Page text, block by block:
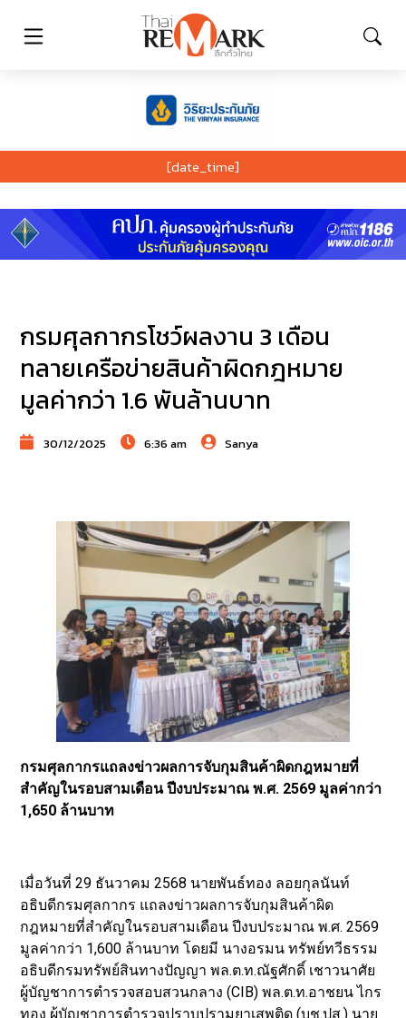
[date_time]
กรมศุลกากรโชว์ผลงาน 3 เดือน
ทลายเครือข่ายสินค้าผิดกฎหมาย
มูลค่ากว่า 1.6 พันล้านบาท
30/12/2025 6:36 am Sanya
กรมศุลกากรแถลงข่าวผลการจับกุมสินค้าผิดกฎหมายที่
สำคัญในรอบสามเดือน ปีงบประมาณ พ.ศ. 2569 มูลค่ากว่า
1,650 ล้านบาท
เมื่อวันที่ 29 ธันวาคม 2568 นายพันธ์ทอง ลอยกุลนันท์
อธิบดีกรมศุลกากร แถลงข่าวผลการจับกุมสินค้าผิด
กฎหมายที่สำคัญในรอบสามเดือน ปีงบประมาณ พ.ศ. 2569
มูลค่ากว่า 1,600 ล้านบาท โดยมี นางอรมน ทรัพย์ทวีธรรม
อธิบดีกรมทรัพย์สินทางปัญญา พล.ต.ท.ณัฐศักดิ์ เชาวนาศัย
ผู้บัญชาการตำรวจสอบสวนกลาง (CIB) พล.ต.ท.อาชยน ไกร
ทอง ผู้บัญชาการตำรวจปราบปรามยาเสพติด (บช.ปส.) นาย